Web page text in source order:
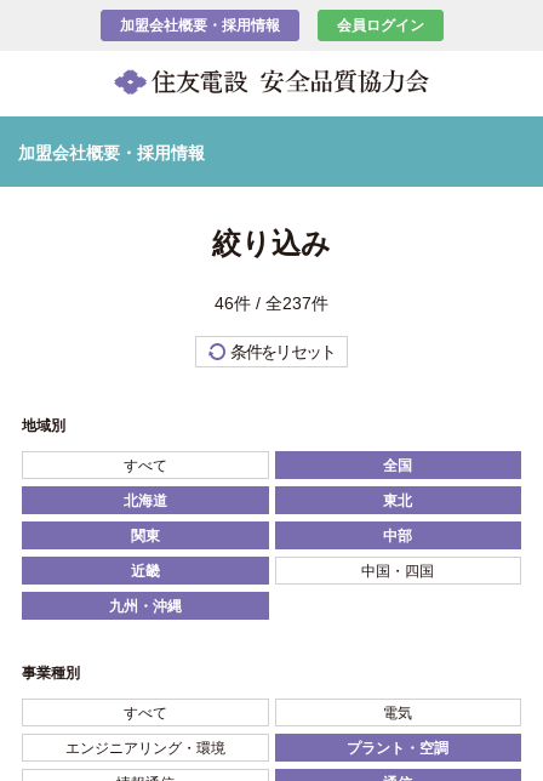
加盟会社概要・採用情報 会員ログイン
加盟会社概要・採用情報
絞り込み
46件 / 全237件
条件をリセット
地域別
すべて 全国
北海道 東北
関東 中部
近畿 中国・四国
九州・沖縄
事業種別
すべて 電気
エンジニアリング・環境 プラント・空調